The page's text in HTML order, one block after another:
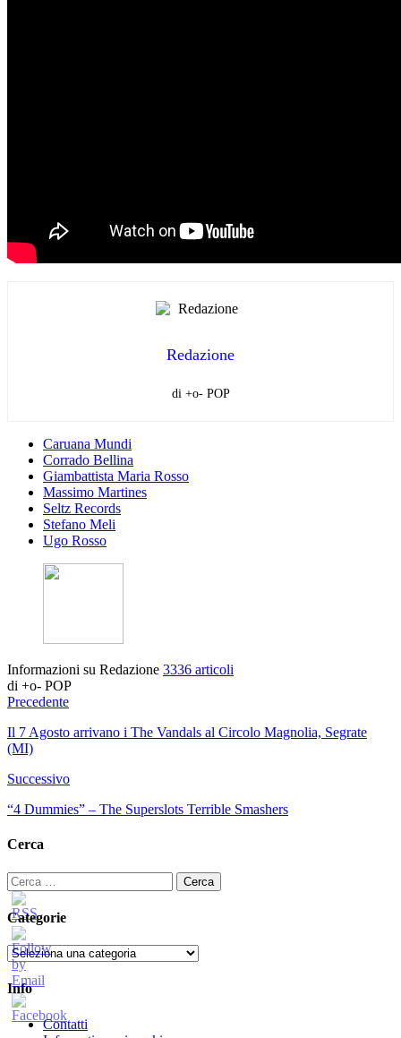
Redazione
di +o- POP
Caruana Mundi
Corrado Bellina
Giambattista Maria Rosso
Massimo Martines
Seltz Records
Stefano Meli
Ugo Rosso
Informazioni su Redazione 3336 articoli
di +o- POP
Precedente
Il 7 Agosto arrivano i The Vandals al Circolo Magnolia, Segrate
(MI)
Successivo
“4 Dummies” – The Superslots Terrible Smashers
Cerca
Ricerca
per:
Categorie
Categorie
Info
Contatti